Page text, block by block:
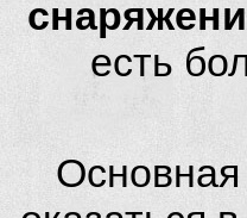
есть